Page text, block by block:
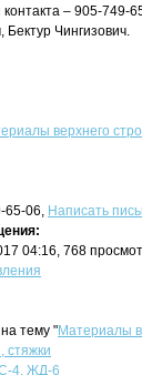
– 905-749-
Чингизович.
верхнего
65-06, Написать
04:16, 768
тему "Материалы
стяжки
4, ЖД-6